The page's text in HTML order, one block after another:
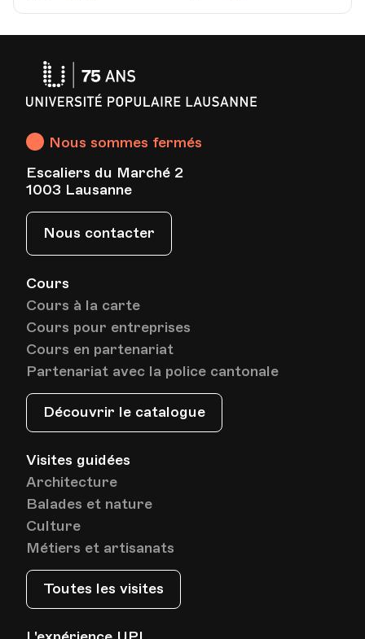
Cours
Cours à la carte
Cours pour entreprises
Cours en partenariat
Partenariat avec la police cantonale
Découvrir le catalogue
Visites guidées
Architecture
Balades et nature
Culture
Métiers et artisanats
Toutes les visites
Nous sommes fermés
Escaliers du Marché 2
1003 Lausanne
Nous contacter